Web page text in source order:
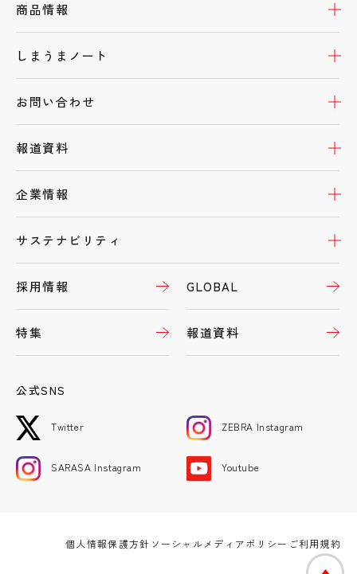
商品情報
しまうまノート
お問い合わせ
報道資料
企業情報
サステナビリティ
採用情報 GLOBAL
特集 報道資料
公式SNS
Twitter ZEBRA Instagram
SARASA Instagram Youtube
個人情報保護方針 ソーシャルメディアポリシー ご利用規約